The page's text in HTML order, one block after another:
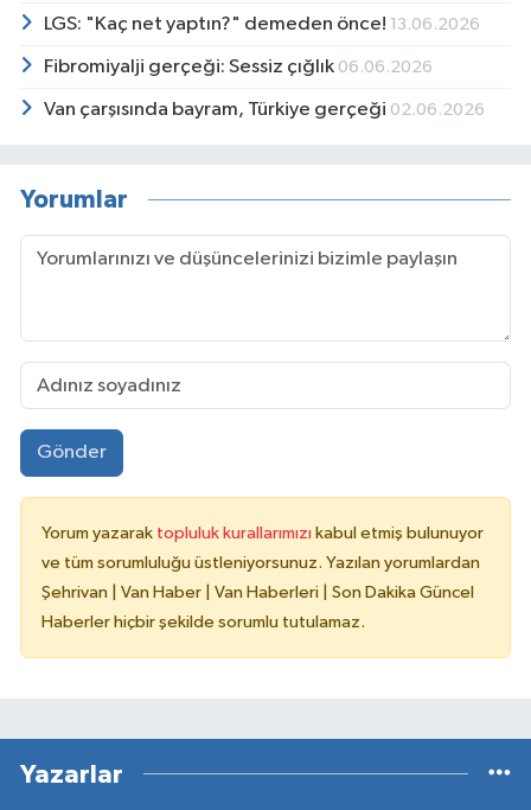
LGS: "Kaç net yaptın?" demeden önce! 13.06.2026
Fibromiyalji gerçeği: Sessiz çığlık 06.06.2026
Van çarşısında bayram, Türkiye gerçeği 02.06.2026
Yorumlar
Gönder
Yorum yazarak topluluk kurallarımızı kabul etmiş bulunuyor
ve tüm sorumluluğu üstleniyorsunuz. Yazılan yorumlardan
Şehrivan | Van Haber | Van Haberleri | Son Dakika Güncel
Haberler hiçbir şekilde sorumlu tutulamaz.
Yazarlar